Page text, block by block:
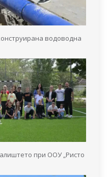
водоводна
при ООУ „Ристо